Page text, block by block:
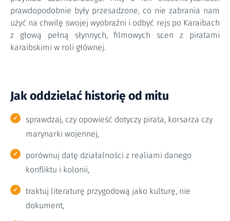
prawdopodobnie były przesadzone, co nie zabrania nam
użyć na chwilę swojej wyobraźni i odbyć rejs po Karaibach
z głową pełną słynnych, filmowych scen z piratami
karaibskimi w roli głównej.
Jak oddzielać historię od mitu
sprawdzaj, czy opowieść dotyczy pirata, korsarza czy
marynarki wojennej,
porównuj datę działalności z realiami danego
konfliktu i kolonii,
traktuj literaturę przygodową jako kulturę, nie
dokument,